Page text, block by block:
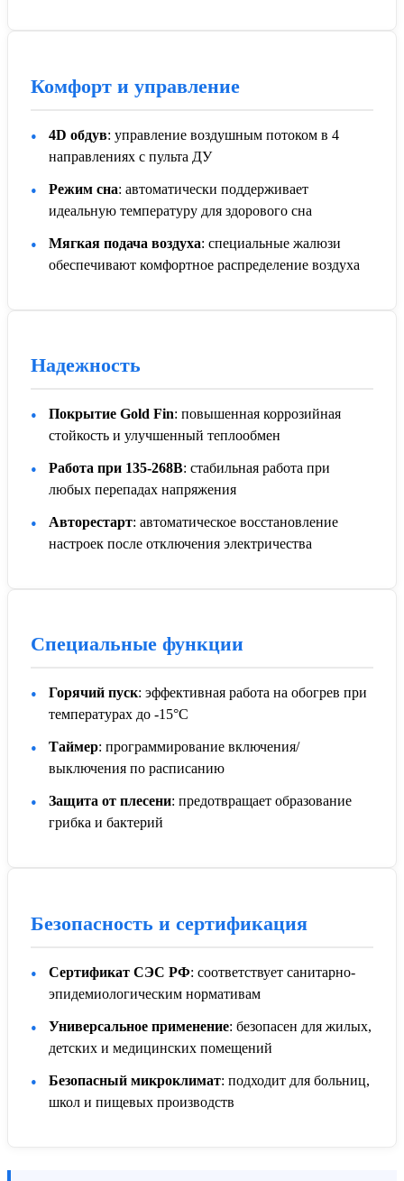
Комфорт и управление
4D обдув: управление воздушным потоком в 4
направлениях с пульта ДУ
Режим сна: автоматически поддерживает
идеальную температуру для здорового сна
Мягкая подача воздуха: специальные жалюзи
обеспечивают комфортное распределение воздуха
Надежность
Покрытие Gold Fin: повышенная коррозийная
стойкость и улучшенный теплообмен
Работа при 135-268В: стабильная работа при
любых перепадах напряжения
Авторестарт: автоматическое восстановление
настроек после отключения электричества
Специальные функции
Горячий пуск: эффективная работа на обогрев при
температурах до -15°C
Таймер: программирование включения/
выключения по расписанию
Защита от плесени: предотвращает образование
грибка и бактерий
Безопасность и сертификация
Сертификат СЭС РФ: соответствует санитарно-
эпидемиологическим нормативам
Универсальное применение: безопасен для жилых,
детских и медицинских помещений
Безопасный микроклимат: подходит для больниц,
школ и пищевых производств